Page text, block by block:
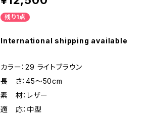
残り1点
International shipping available
カラー：29 ライトブラウン
長 さ：45～50cm
素 材：レザー
適 応：中型